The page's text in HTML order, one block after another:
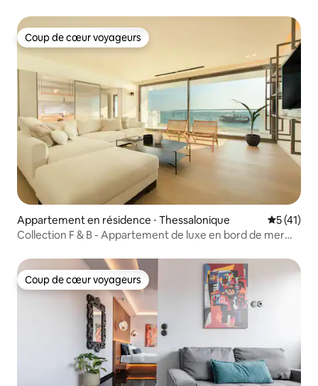
Coup de cœur voyageurs
Coup de cœur voyageurs
Appartement en résidence ⋅ Thessalonique
5 (41)
Collection F & B - Appartement de luxe en bord de mer
Coup de cœur voyageurs
Coup de cœur voyageurs